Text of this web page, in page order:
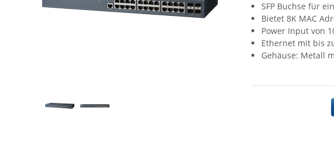
SFP Buchse für
Bietet 8K MAC
Power Input von
Ethernet mit bis
Gehäuse: Metall